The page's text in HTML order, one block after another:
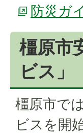
防災ガ
橿原市
ビス」
橿原市で
ビスを開